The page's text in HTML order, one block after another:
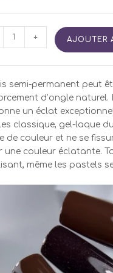
+ AJOUTER
semi-permanent peut
d’ongle
un éclat
classique, gel-laque
de couleur et ne se
une couleur éclatante.
même les pastels